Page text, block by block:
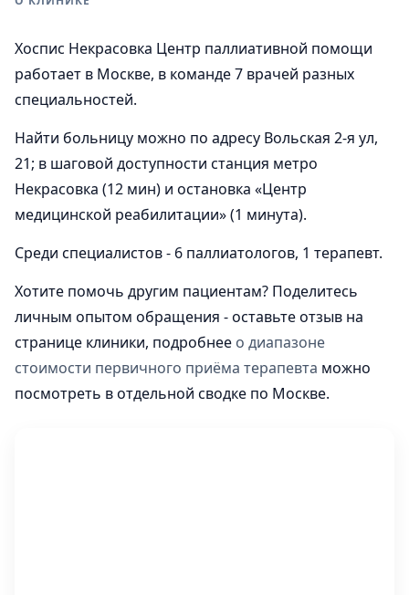
Хоспис Некрасовка Центр паллиативной помощи
работает в Москве, в команде 7 врачей разных
специальностей.
Найти больницу можно по адресу Вольская 2-я ул,
21; в шаговой доступности станция метро
Некрасовка (12 мин) и остановка «Центр
медицинской реабилитации» (1 минута).
Среди специалистов - 6 паллиатологов, 1 терапевт.
Хотите помочь другим пациентам? Поделитесь
личным опытом обращения - оставьте отзыв на
странице клиники, подробнее о диапазоне
стоимости первичного приёма терапевта можно
посмотреть в отдельной сводке по Москве.